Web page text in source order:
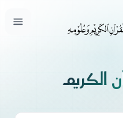
فتح
الكريم